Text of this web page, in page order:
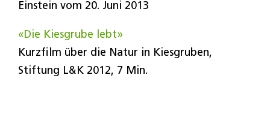
Einstein vom 20. Juni 2013
«Die Kiesgrube lebt»
Kurzfilm über die Natur in Kiesgruben,
Stiftung L&K 2012, 7 Min.